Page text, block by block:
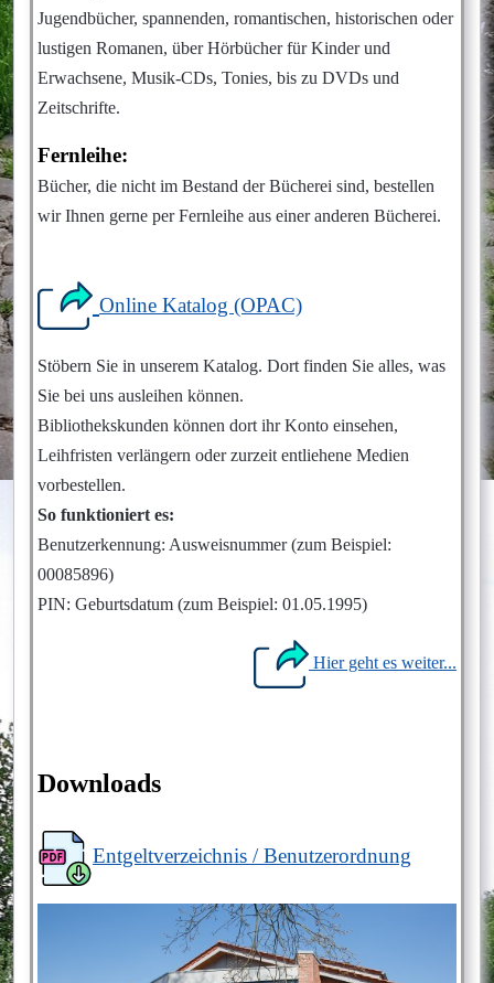
Jugendbücher, spannenden, romantischen, historischen oder
lustigen Romanen, über Hörbücher für Kinder und
Erwachsene, Musik-CDs, Tonies, bis zu DVDs und
Zeitschrifte.
Fernleihe:
Bücher, die nicht im Bestand der Bücherei sind, bestellen
wir Ihnen gerne per Fernleihe aus einer anderen Bücherei.
Online Katalog (OPAC)
Stöbern Sie in unserem Katalog. Dort finden Sie alles, was
Sie bei uns ausleihen können.
Bibliothekskunden können dort ihr Konto einsehen,
Leihfristen verlängern oder zurzeit entliehene Medien
vorbestellen.
So funktioniert es:
Benutzerkennung: Ausweisnummer (zum Beispiel:
00085896)
PIN: Geburtsdatum (zum Beispiel: 01.05.1995)
Hier geht es weiter...
Downloads
Entgeltverzeichnis / Benutzerordnung